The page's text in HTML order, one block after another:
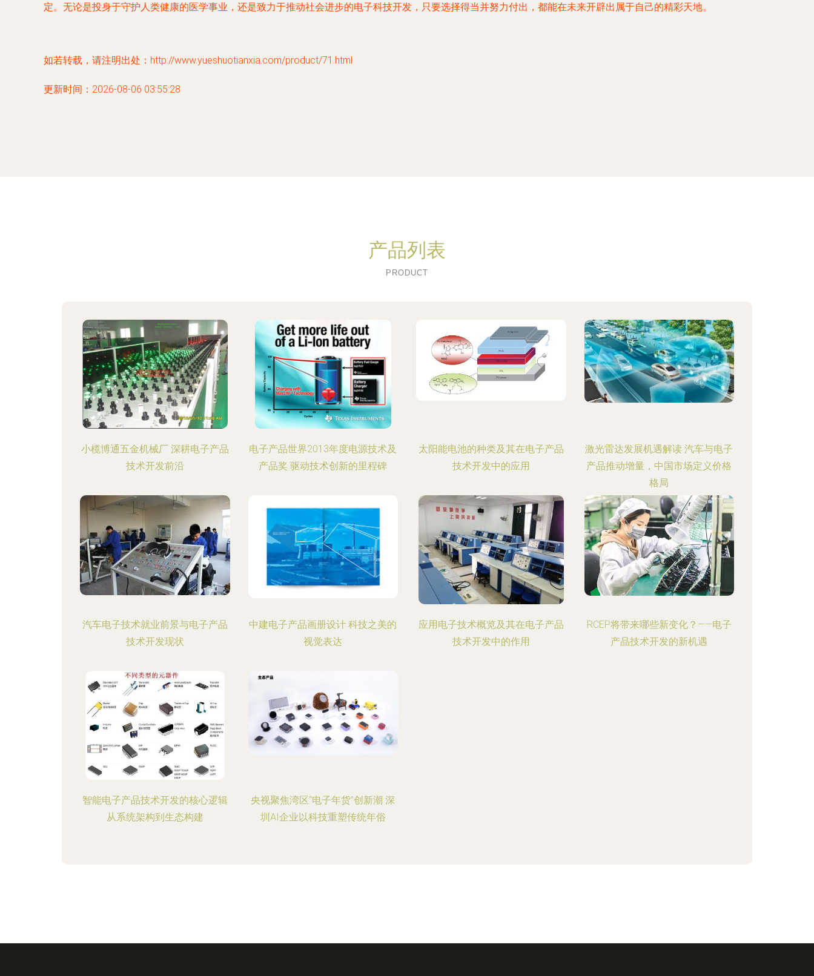
定。无论是投身于守护人类健康的医学事业，还是致力于推动社会进步的电子科技开发，只要选择得当并努力付出，都能在未来开辟出属于自己的精彩天地。
如若转载，请注明出处：http://www.yueshuotianxia.com/product/71.html
更新时间：2026-08-06 03:55:28
产品列表
PRODUCT
小榄博通五金机械厂 深耕电子产品
技术开发前沿
电子产品世界2013年度电源技术及
产品奖 驱动技术创新的里程碑
太阳能电池的种类及其在电子产品
技术开发中的应用
激光雷达发展机遇解读 汽车与电子
产品推动增量，中国市场定义价格
格局
汽车电子技术就业前景与电子产品
技术开发现状
中建电子产品画册设计 科技之美的
视觉表达
应用电子技术概览及其在电子产品
技术开发中的作用
RCEP将带来哪些新变化？——电子
产品技术开发的新机遇
智能电子产品技术开发的核心逻辑
从系统架构到生态构建
央视聚焦湾区“电子年货”创新潮 深
圳AI企业以科技重塑传统年俗